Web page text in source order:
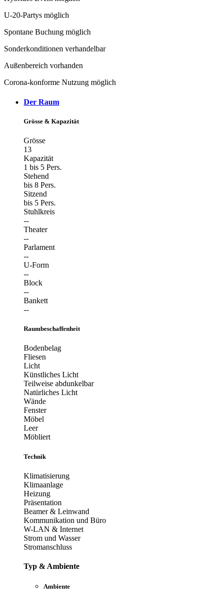
U-20-Partys möglich
Spontane Buchung möglich
Sonderkonditionen verhandelbar
Außenbereich vorhanden
Corona-konforme Nutzung möglich
Der Raum
Grösse & Kapazität
Grösse
13
Kapazität
1 bis 5 Pers.
Stehend
bis 8 Pers.
Sitzend
bis 5 Pers.
Stuhlkreis
--
Theater
--
Parlament
--
U-Form
--
Block
--
Bankett
--
Raumbeschaffenheit
Bodenbelag
Fliesen
Licht
Künstliches Licht
Teilweise abdunkelbar
Natürliches Licht
Wände
Fenster
Möbel
Leer
Möbliert
Technik
Klimatisierung
Klimaanlage
Heizung
Präsentation
Beamer & Leinwand
Kommunikation und Büro
W-LAN & Internet
Strom und Wasser
Stromanschluss
Typ & Ambiente
Ambiente